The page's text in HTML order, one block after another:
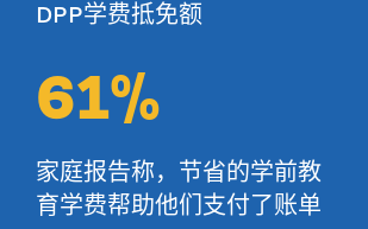
DPP学费抵免额
61%
家庭报告称，节省的学前教
育学费帮助他们支付了账单